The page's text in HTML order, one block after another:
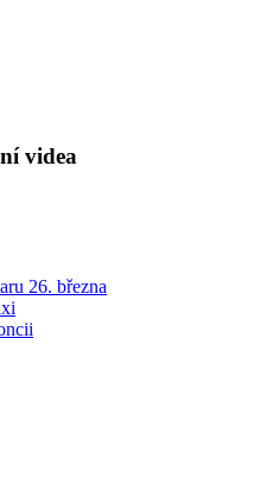
videa
26. března